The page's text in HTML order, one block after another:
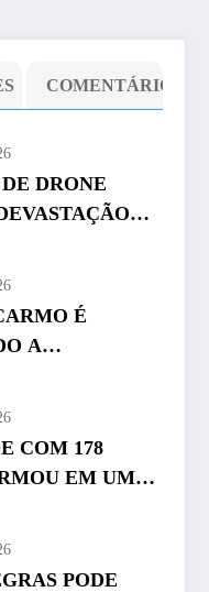
COMENTÁRIO
DRONE
É
A
COM 178
EM UM
PODE